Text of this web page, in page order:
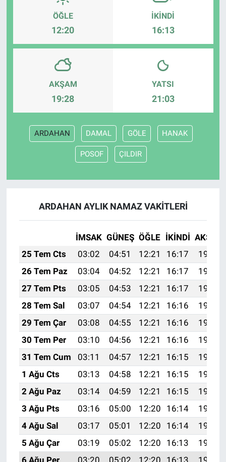
ÖĞLE
12:20
İKINDI
16:13
AKŞAM
19:28
YATSI
21:03
ARDAHAN DAMAL GÖLE HANAK
POSOF ÇILDIR
ARDAHAN AYLIK NAMAZ VAKITLERI
İMSAK GÜNEŞ ÖĞLE İKINDI AKŞAM
25 Tem Cts
03:02 04:51 12:21 16:17
19:41
26 Tem Paz
03:04 04:52 12:21 16:17
19:40
27 Tem Pts
03:05 04:53 12:21 16:17
19:39
28 Tem Sal
03:07 04:54 12:21 16:16
19:38
29 Tem Çar
03:08 04:55 12:21 16:16
19:37
30 Tem Per
03:10 04:56 12:21 16:16
19:36
31 Tem Cum
03:11 04:57 12:21 16:15
19:35
1 Ağu Cts
03:13 04:58 12:21 16:15
19:34
2 Ağu Paz
03:14 04:59 12:21 16:15
19:33
3 Ağu Pts
03:16 05:00 12:20 16:14
19:31
4 Ağu Sal
03:17 05:01 12:20 16:14
19:30
5 Ağu Çar
03:19 05:02 12:20 16:13
19:29
Siyaset
Spor